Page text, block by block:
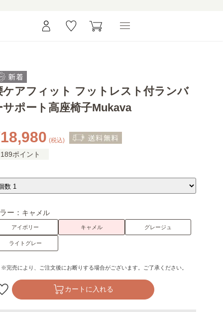
ケアフィット フットレスト付ランバ
サポート高座椅子Mukava
(税込)
189ポイント
ー： キャメル
アイボリー キャメル グレージュ
ライトグレー
※完売により、ご注文後にお断りする場合がございます。ご了承ください。
カートに入れる